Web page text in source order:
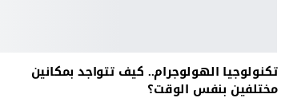
تكنولوجيا الهولوجرام.. كيف تتواجد بمكانين
مختلفين بنفس الوقت؟